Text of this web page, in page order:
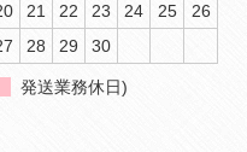
21 22 23 24 25
26
28 29 30
発送業務休日)